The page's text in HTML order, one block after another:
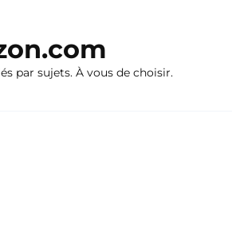
par sujets. À vous de choisir.